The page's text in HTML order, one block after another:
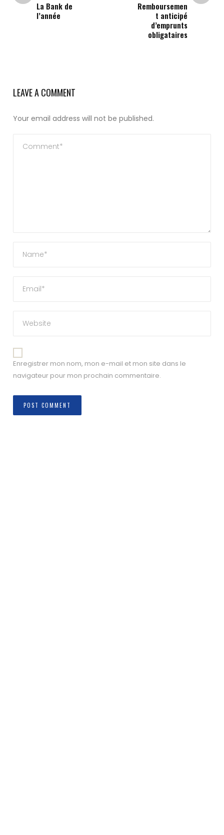
La Bank de
l’année
Remboursemen
t anticipé
d’emprunts
obligataires
LEAVE A COMMENT
Your email address will not be published.
Enregistrer mon nom, mon e-mail et mon site dans le
navigateur pour mon prochain commentaire.